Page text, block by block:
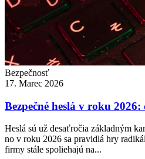
Bezpečnosť
17. Marec 2026
Bezpečné heslá v roku
Heslá sú už desaťročia základným
no v roku 2026 sa pravidlá hry
firmy stále spoliehajú na...